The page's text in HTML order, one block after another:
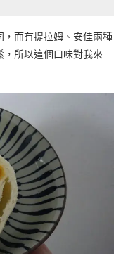
而有提拉姆、安佳兩種
所以這個口味對我來